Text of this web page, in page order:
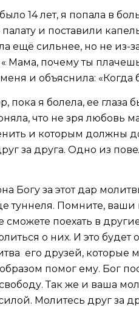
14 лет, я попала в
и поставили
ещё сильнее, но не из-
Мама, почему ты
и объяснила:
пока я болела, ее
что не зря любовь
и которым должны
за друга. Одно из
Богу за этот дар
туннеля. Помните,
сможете поехать в
о них. И это
его друзей, которые
помог ему. Бог
Так же и ваша
Молитесь друг за